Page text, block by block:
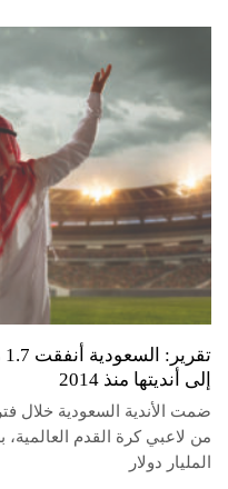
إلى أنديتها منذ 2014
ضمت الأندية السعودية خلال
من لاعبي كرة القدم
المليار دولار